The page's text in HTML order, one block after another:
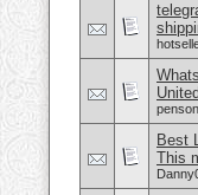
penson
Best
This